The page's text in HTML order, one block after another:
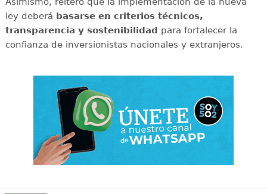
ley deberá basarse en criterios técnicos,
transparencia y sostenibilidad para fortalecer la
confianza de inversionistas nacionales y extranjeros.